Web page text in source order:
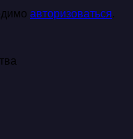
авторизоваться.